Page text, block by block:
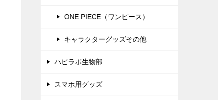
ONE PIECE（ワンピース）
キャラクターグッズその他
ハピラボ生物部
スマホ用グッズ